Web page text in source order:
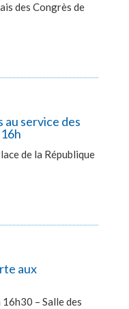
des Congrès de
service des
de la République
aux
– Salle des